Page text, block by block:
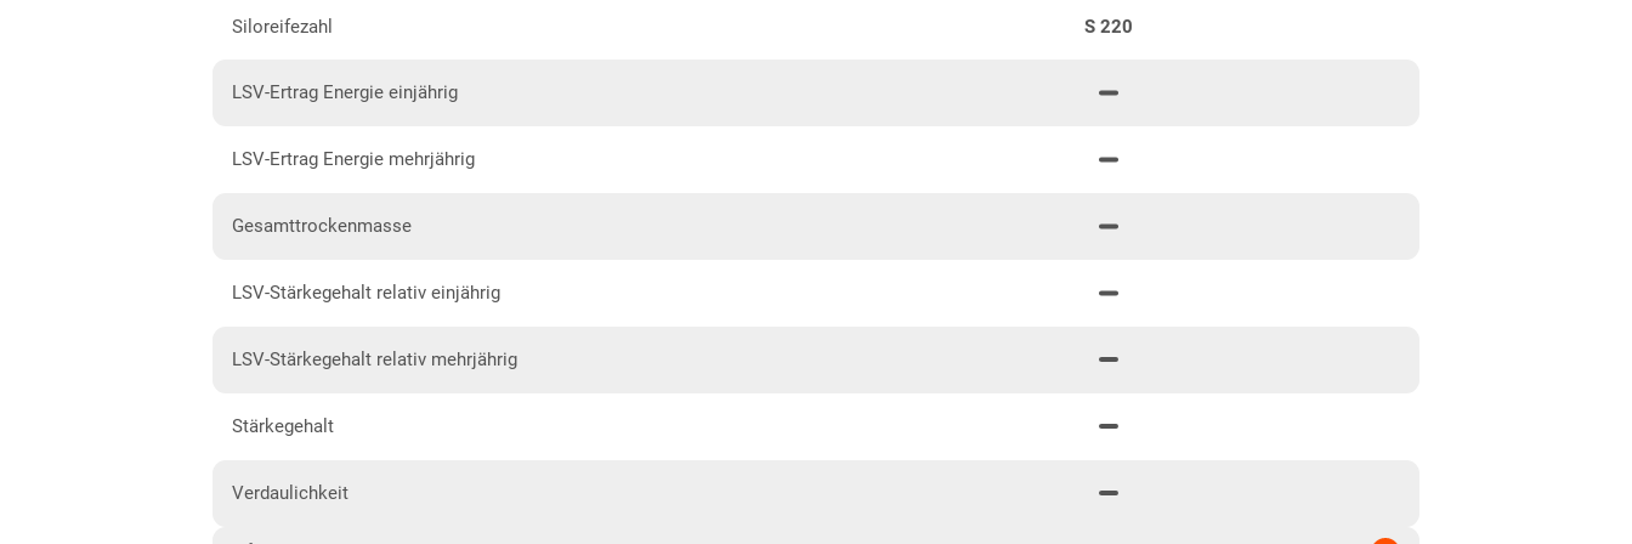
Hessen gesamt
Mecklenburg-Vorpommern
Niedersachsen
Anbaugebiet Nord
Anbaugebiet Süd
Anbaugebiet West
Nordrhein-Westfalen
Höhen- und Übergangslagen
Siloreifezahl S 220
LSV-Ertrag Energie einjährig
LSV-Ertrag Energie mehrjährig
Gesamttrockenmasse
LSV-Stärkegehalt relativ einjährig
LSV-Stärkegehalt relativ mehrjährig
Stärkegehalt
Verdaulichkeit